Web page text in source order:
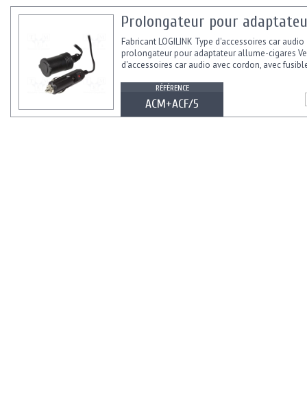
Prolongateur pour
Fabricant LOGILINK Type d'accessoires car audio
prolongateur pour adaptateur allume-cigares
d'accessoires car audio avec cordon, avec
RÉFÉRENCE
ACM+ACF/5